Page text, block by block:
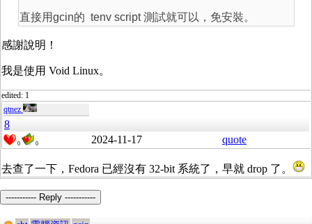
直接用gcin的 tenv script 測試就可以，免安裝。
感謝說明！
我是使用 Void Linux。
edited: 1
qtnez
8
0 0 2024-11-17 quote
去查了一下，Fedora 已經沒有 32-bit 系統了，早就 drop 了。
----------- Reply -----------